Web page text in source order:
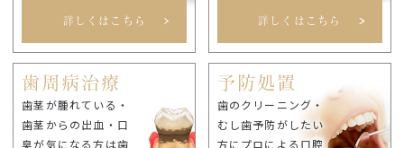
詳しくはこちら 詳しくはこちら
歯周病治療
歯茎が腫れている・
歯茎からの出血・口
臭が気になる方は歯
予防処置
歯のクリーニング・
むし歯予防がしたい
方にプロによる口腔